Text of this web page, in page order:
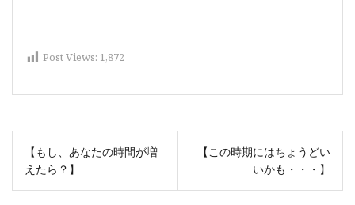
Post Views: 1,872
投
稿
ナ
【もし、あなたの時間が増
えたら？】
【この時期にはちょうどい
いかも・・・】